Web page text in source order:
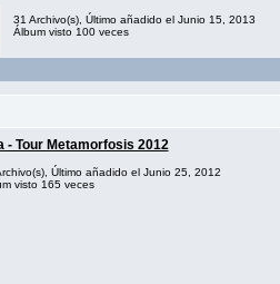
31 Archivo(s), Último añadido el Junio 15, 2013
Álbum visto 100 veces
- Tour Metamorfosis 2012
Último añadido el Junio 25, 2012
visto 165 veces